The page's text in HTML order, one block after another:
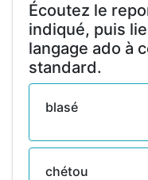
Écoutez le
indiqué, puis
langage ado à
standard.
blasé
chétou